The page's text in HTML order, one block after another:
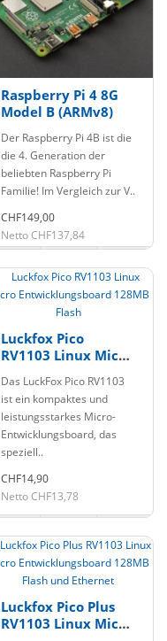
Raspberry Pi 4 8G
Model B (ARMv8)
Der Raspberry Pi 4B ist die
die 4. Generation der
beliebten Raspberry Pi
Familie! Im Vergleich zur V..
CHF149,00
Netto CHF137,84
Luckfox Pico
RV1103 Linux Micro
128MB Flash
Das LuckFox Pico RV1103
ist ein kompaktes und
leistungsstarkes Micro-
Entwicklungsboard, das
speziell..
CHF14,90
Netto CHF13,78
Luckfox Pico Plus
RV1103 Linux Micro